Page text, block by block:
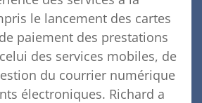
le lancement des cartes
paiement des prestations
des services mobiles, de
du courrier numérique
électroniques. Richard a